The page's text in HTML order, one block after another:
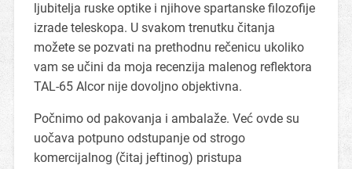
ljubitelja ruske optike i njihove spartanske filozofije
izrade teleskopa. U svakom trenutku čitanja
možete se pozvati na prethodnu rečenicu ukoliko
vam se učini da moja recenzija malenog reflektora
TAL-65 Alcor nije dovoljno objektivna.
Počnimo od pakovanja i ambalaže. Već ovde su
uočava potpuno odstupanje od strogo
komercijalnog (čitaj jeftinog) pristupa